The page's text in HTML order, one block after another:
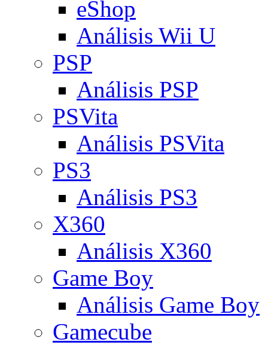
eShop
Análisis Wii U
PSP
Análisis PSP
PSVita
Análisis PSVita
PS3
Análisis PS3
X360
Análisis X360
Game Boy
Análisis Game Boy
Gamecube